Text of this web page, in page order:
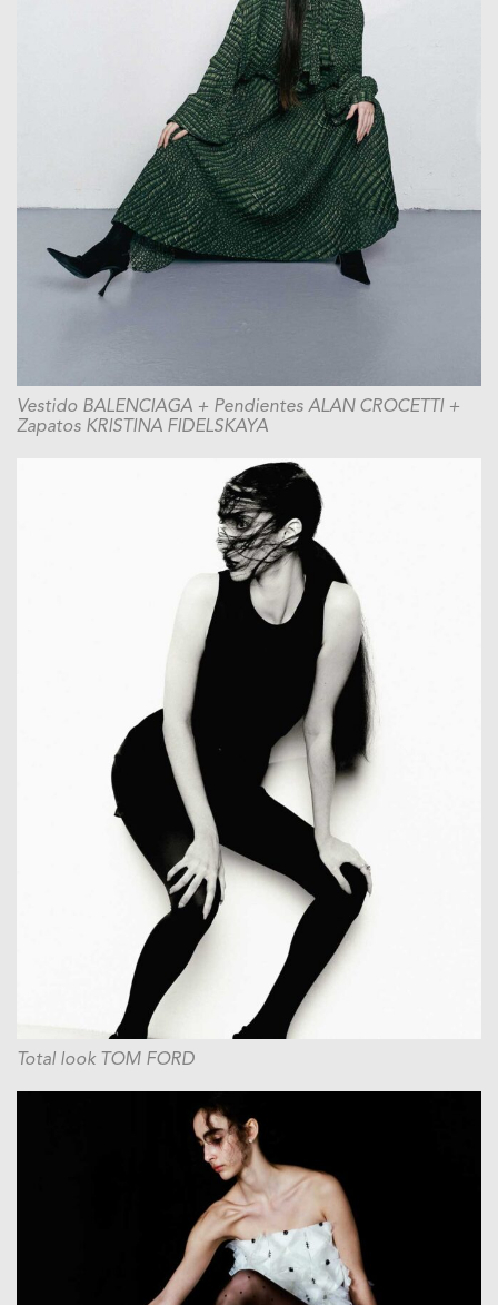
Vestido BALENCIAGA + Pendientes ALAN CROCETTI +
Zapatos KRISTINA FIDELSKAYA
Total look TOM FORD